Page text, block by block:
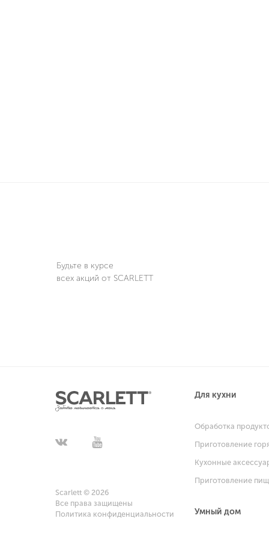
Будьте в курсе
всех акций от SCARLETT
Scarlett © 2026
Все права защищены
Политика конфиденциальности
Для кухни
Обработка
Приготовление
Кухонные
Приготовление
Умный дом